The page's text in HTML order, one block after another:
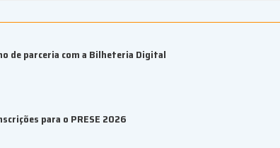
de parceria com a Bilheteria Digital
para o PRESE 2026